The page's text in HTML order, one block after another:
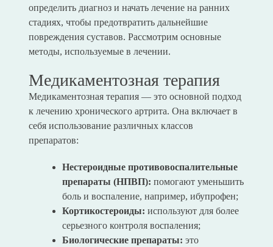
определить диагноз и начать лечение на ранних
стадиях, чтобы предотвратить дальнейшие
повреждения суставов. Рассмотрим основные
методы, используемые в лечении.
Медикаментозная терапия
Медикаментозная терапия — это основной подход
к лечению хронического артрита. Она включает в
себя использование различных классов
препаратов:
Нестероидные противовоспалительные
препараты (НПВП): помогают уменьшить
боль и воспаление, например, ибупрофен;
Кортикостероиды: используют для более
серьезного контроля воспаления;
Биологические препараты: это